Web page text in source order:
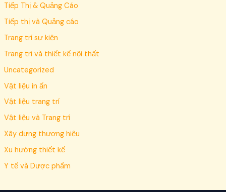
Tiếp Thị & Quảng Cáo
Tiếp thị và Quảng cáo
Trang trí sự kiện
Trang trí và thiết kế nội thất
Uncategorized
Vật liệu in ấn
Vật liệu trang trí
Vật liệu và Trang trí
Xây dựng thương hiệu
Xu hướng thiết kế
Y tế và Dược phẩm